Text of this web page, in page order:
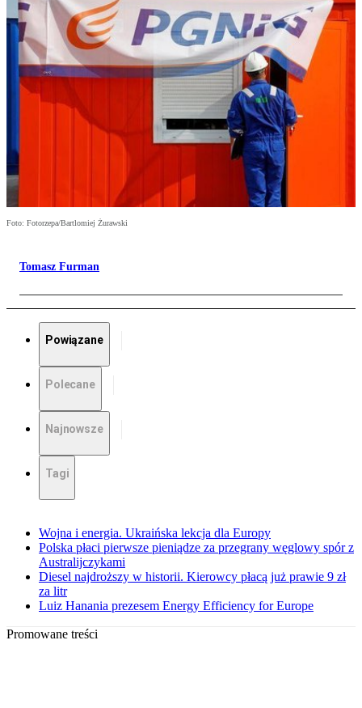
Foto: Fotorzepa/Bartlomiej Żurawski
Tomasz Furman
Powiązane
Polecane
Najnowsze
Tagi
Wojna i energia. Ukraińska lekcja dla Europy
Polska płaci pierwsze pieniądze za przegrany węglowy spór z
Australijczykami
Diesel najdroższy w historii. Kierowcy płacą już prawie 9 zł
za litr
Luiz Hanania prezesem Energy Efficiency for Europe
Promowane treści